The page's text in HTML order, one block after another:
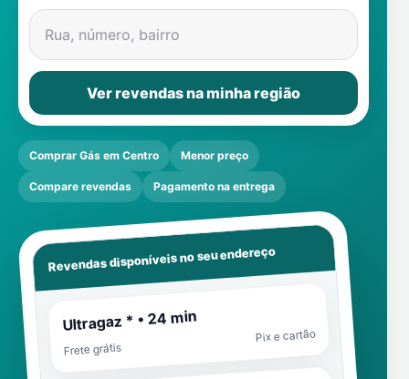
Contatos
Rua, número, bairro
Ver revendas na minha região
Comprar Gás em Centro Menor preço
Compare revendas Pagamento na entrega
Revendas disponíveis no seu endereço
Ultragaz * • 24 min
Frete grátis
Pix e cartão